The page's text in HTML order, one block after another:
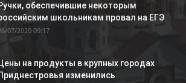
обеспечившие некоторым
школьникам провал на ЕГЭ
07/2020 09:17
на продукты в крупных городах
изменились